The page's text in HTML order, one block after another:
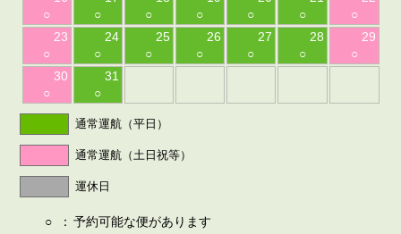
○
○
○
○
○
○
○
23
○
24
○
25
○
26
○
27
○
28
○
29
○
30
○
31
○
通常運航（平日）
通常運航（土日祝等）
運休日
○ ： 予約可能な便があります